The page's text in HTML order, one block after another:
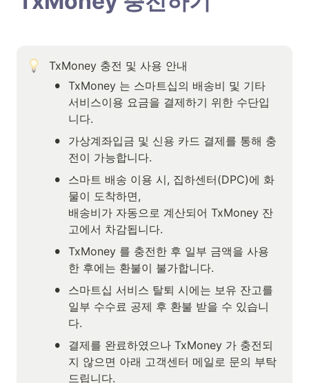
TxMoney 충전 및 사용 안내
• TxMoney 는 스마트십의 배송비 및 기타
서비스이용 요금을 결제하기 위한 수단입
니다.
•
가상계좌입금 및 신용 카드 결제를 통해 충
전이 가능합니다.
•
스마트 배송 이용 시, 집하센터(DPC)에 화
물이 도착하면,
배송비가 자동으로 계산되어 TxMoney 잔
고에서 차감됩니다.
• TxMoney 를 충전한 후 일부 금액을 사용
한 후에는 환불이 불가합니다.
•
스마트십 서비스 탈퇴 시에는 보유 잔고를
일부 수수료 공제 후 환불 받을 수 있습니
다.
•
결제를 완료하였으나 TxMoney 가 충전되
지 않으면 아래 고객센터 메일로 문의 부탁
드립니다.